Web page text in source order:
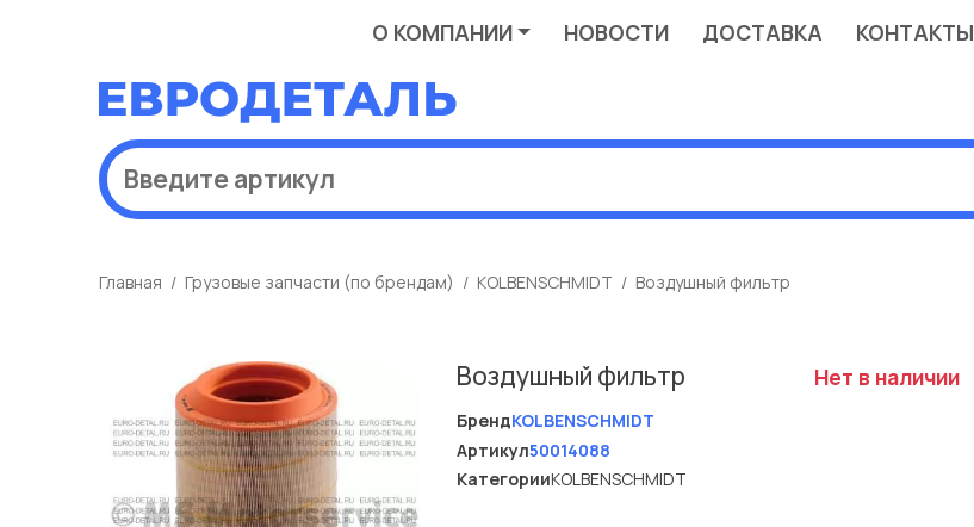
О КОМПАНИИ НОВОСТИ ДОСТАВКА КОНТАКТЫ
Главная Грузовые запчасти (по брендам) KOLBENSCHMIDT Воздушный фильтр
Воздушный фильтр
БрендKOLBENSCHMIDT
Артикул50014088
КатегорииKOLBENSCHMIDT
Нет в наличии